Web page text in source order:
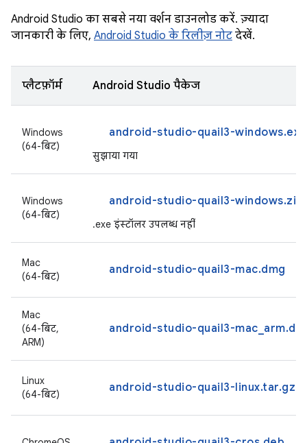
Android Studio का सबसे नया वर्शन डाउनलोड करें. ज़्यादा
जानकारी के लिए, Android Studio के रिलीज़ नोट देखें.
प्लैटफ़ॉर्म Android Studio पैकेज
Windows
(64-बिट)
android-studio-quail3-windows.exe
सुझाया गया
Windows
(64-बिट)
android-studio-quail3-windows.zip
.exe इंस्टॉलर उपलब्ध नहीं
Mac
(64-बिट)
android-studio-quail3-mac.dmg
Mac
(64-बिट,
ARM)
android-studio-quail3-
Linux
(64-बिट)
android-studio-quail3-linux.tar.gz